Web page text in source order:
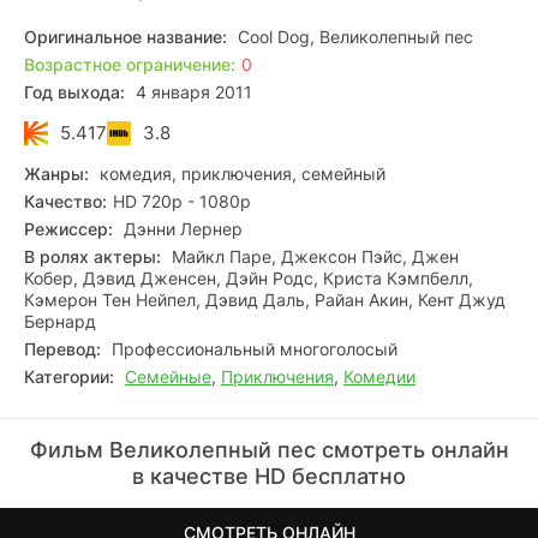
Оригинальное название: Cool Dog, Великолепный пес
Возрастное ограничение: 0
Год выхода: 4 января 2011
5.417 3.8
Жанры:
комедия, приключения, семейный
Качество: HD 720p - 1080p
Режиссер:
Дэнни Лернер
В ролях актеры:
Майкл Паре, Джексон Пэйс, Джен
Кобер, Дэвид Дженсен, Дэйн Родс, Криста Кэмпбелл,
Кэмерон Тен Нейпел, Дэвид Даль, Райан Акин, Кент Джуд
Бернард
Перевод:
Профессиональный многоголосый
Категории: Семейные, Приключения, Комедии
Фильм Великолепный пес смотреть онлайн
в качестве HD бесплатно
СМОТРЕТЬ ОНЛАЙН